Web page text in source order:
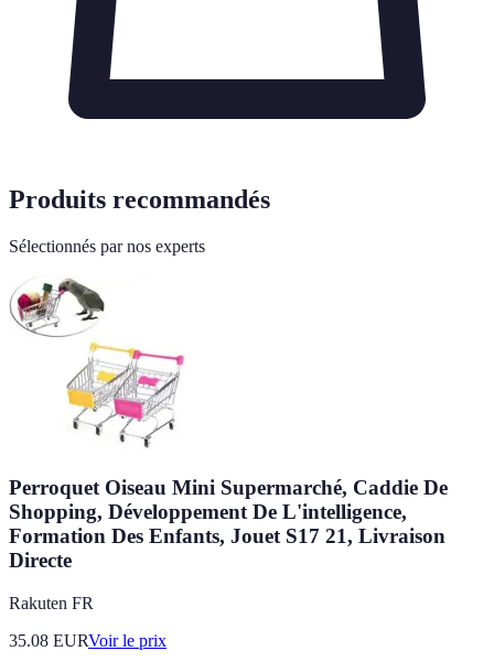
Produits recommandés
Sélectionnés par nos experts
Perroquet Oiseau Mini Supermarché, Caddie De
Shopping, Développement De L'intelligence,
Formation Des Enfants, Jouet S17 21, Livraison
Directe
Rakuten FR
35.08 EURVoir le prix